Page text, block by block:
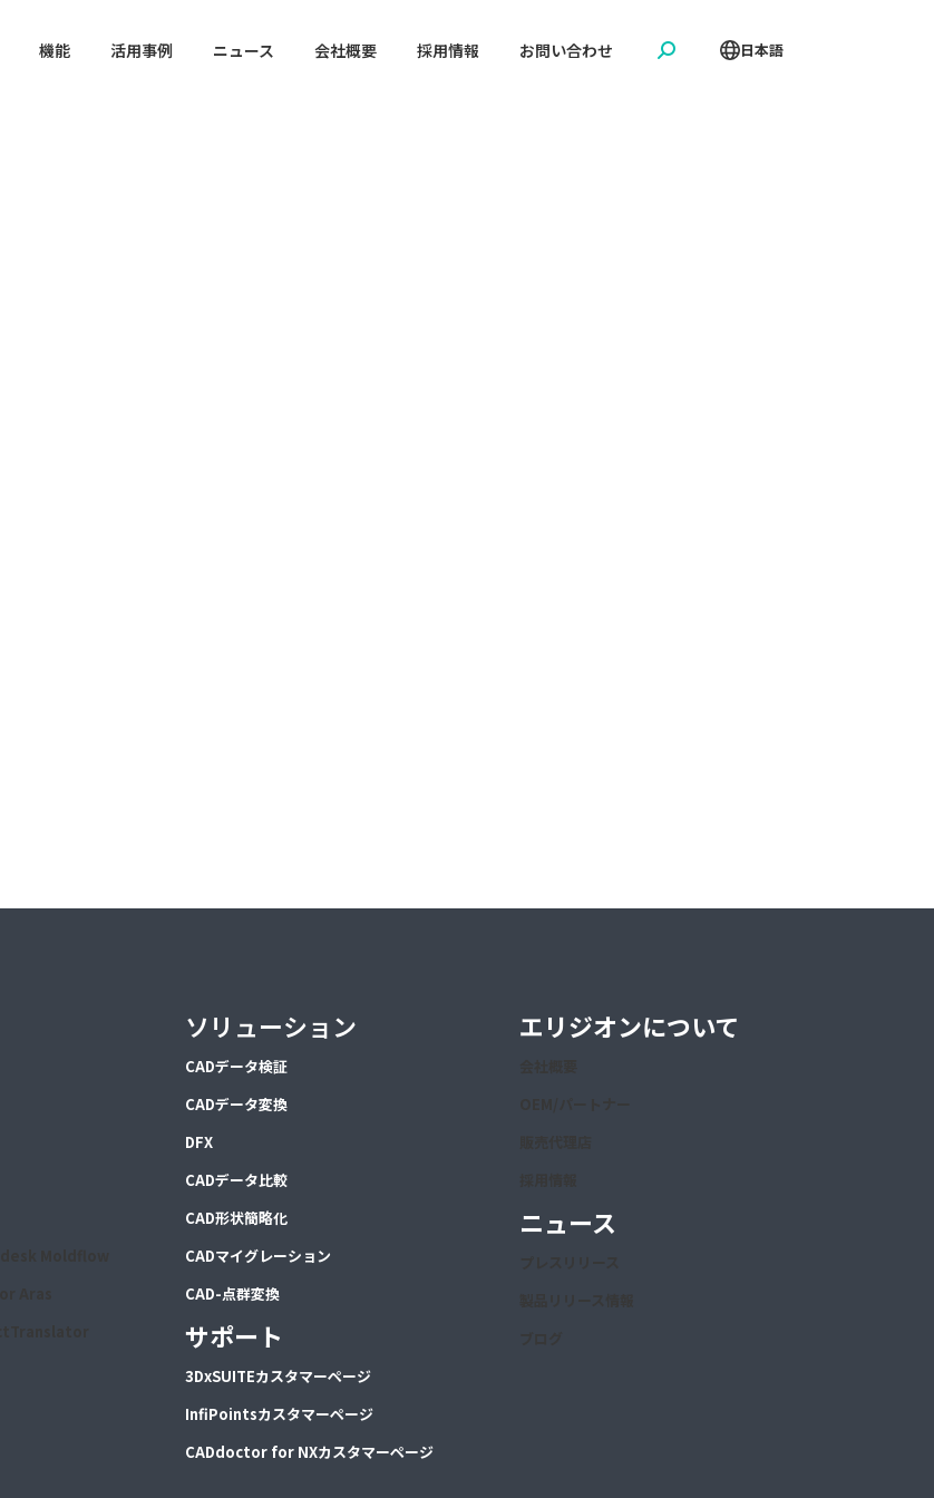
機能 活用事例 ニュース 会社概要 採用情報 お問い合わせ Search: 日本語
ソリューション
CADデータ検証
CADデータ変換
DFX
CADデータ比較
CAD形状簡略化
CADマイグレーション
CAD-点群変換
サポート
3DxSUITEカスタマーページ
InfiPointsカスタマーページ
CADdoctor for NXカスタマーページ
エリジオンについて
ニュース